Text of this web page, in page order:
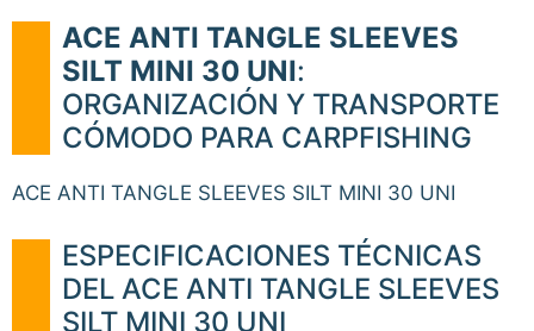
ACE ANTI TANGLE SLEEVES
SILT MINI 30 UNI:
ORGANIZACIÓN Y TRANSPORTE
CÓMODO PARA CARPFISHING
ACE ANTI TANGLE SLEEVES SILT MINI 30 UNI
ESPECIFICACIONES TÉCNICAS
DEL ACE ANTI TANGLE SLEEVES
SILT MINI 30 UNI